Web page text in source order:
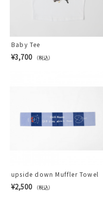
Baby Tee
¥3,700 （税込）
upside down Muffler Towel
¥2,500 （税込）